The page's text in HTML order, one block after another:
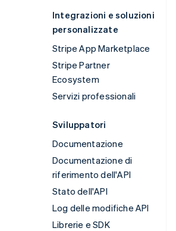
Integrazioni e soluzioni
personalizzate
Stripe App Marketplace
Stripe Partner
Ecosystem
Servizi professionali
Sviluppatori
Documentazione
Documentazione di
riferimento dell'API
Stato dell'API
Log delle modifiche API
Librerie e SDK